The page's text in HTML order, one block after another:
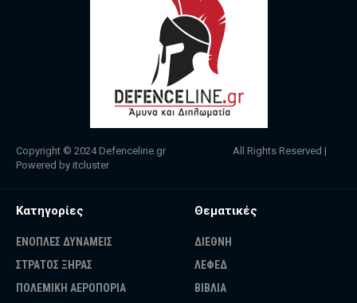
Copyright © 2024 Defenceline.gr All Rights Reserved |
Powered by itcluster
Κατηγορίες
ΕΝΟΠΛΕΣ ΔΥΝΑΜΕΙΣ
ΣΤΡΑΤΟΣ ΞΗΡΑΣ
ΠΟΛΕΜΙΚΗ ΑΕΡΟΠΟΡΙΑ
Θεματικές
ΔΙΕΘΝΗ
ΛΕΦΕΔ
ΒΙΒΛΙΑ